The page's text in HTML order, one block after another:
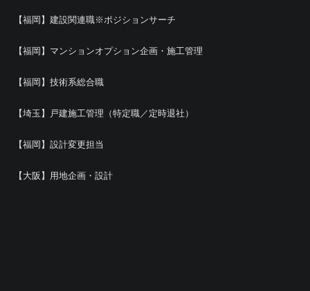
【福岡】建設関連職※ポジションサーチ
【福岡】マンションオプション企画・施工管理
【福岡】技術系総合職
【埼玉】戸建施工管理（特定職／定時退社）
【福岡】設計変更担当
【大阪】用地企画・設計